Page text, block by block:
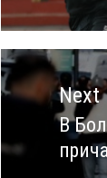
post:
Next
Next
post:
В